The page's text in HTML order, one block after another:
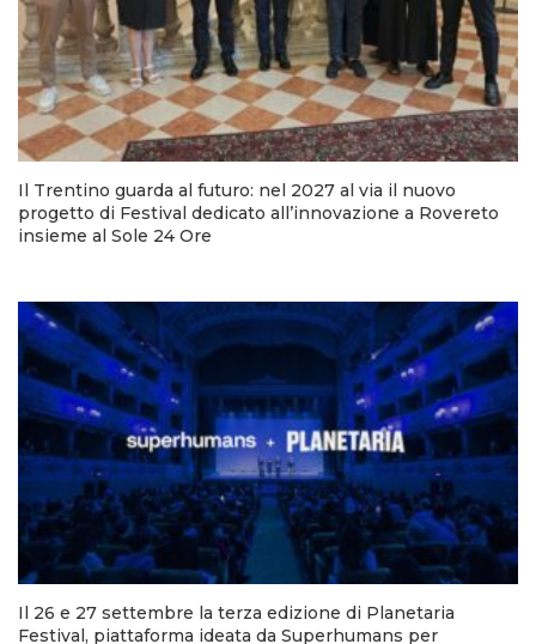
Il Trentino guarda al futuro: nel 2027 al via il nuovo
progetto di Festival dedicato all’innovazione a Rovereto
insieme al Sole 24 Ore
Il 26 e 27 settembre la terza edizione di Planetaria
Festival, piattaforma ideata da Superhumans per